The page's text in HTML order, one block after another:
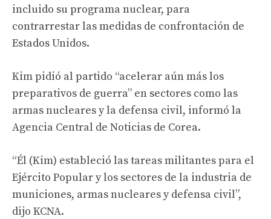
incluido su programa nuclear, para
contrarrestar las medidas de confrontación de
Estados Unidos.
Kim pidió al partido “acelerar aún más los
preparativos de guerra” en sectores como las
armas nucleares y la defensa civil, informó la
Agencia Central de Noticias de Corea.
“Él (Kim) estableció las tareas militantes para el
Ejército Popular y los sectores de la industria de
municiones, armas nucleares y defensa civil”,
dijo KCNA.